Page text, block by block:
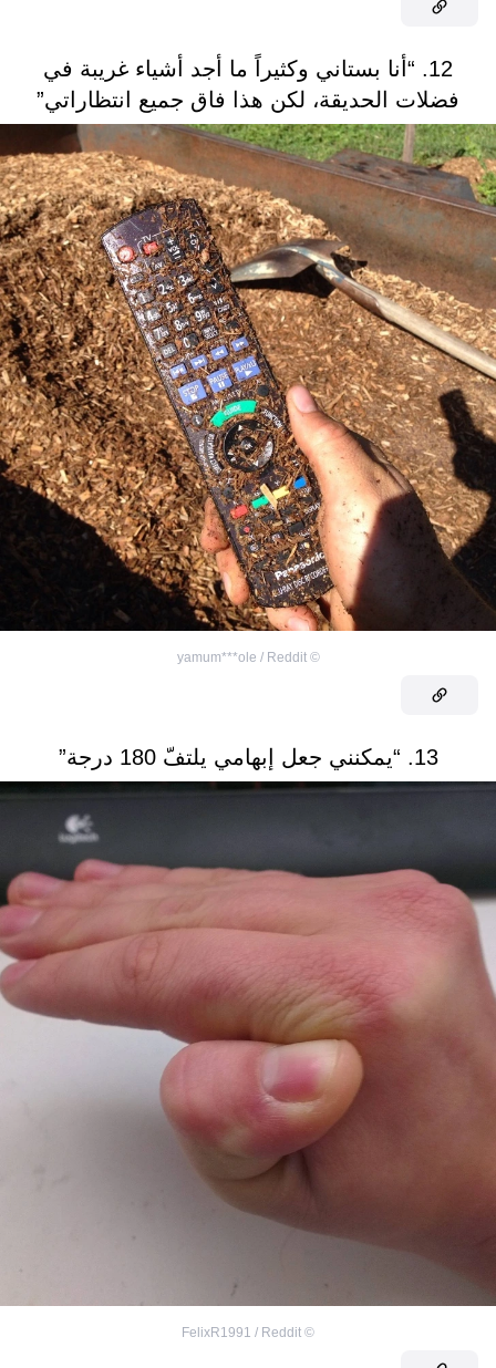
12. “أنا بستاني وكثيراً ما أجد أشياء غريبة في
فضلات الحديقة، لكن هذا فاق جميع انتظاراتي”
©
yamum***ole / Reddit
13. “يمكنني جعل إبهامي يلتفّ 180 درجة”
©
FelixR1991 / Reddit